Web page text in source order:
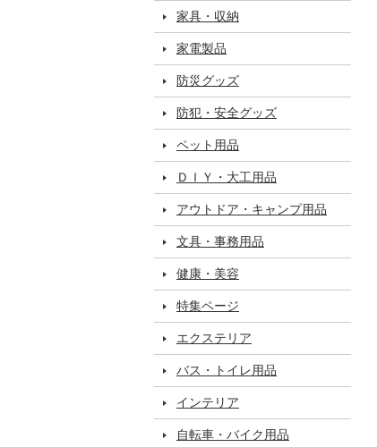
家具・収納
家電製品
防災グッズ
防犯・安全グッズ
ペット用品
ＤＩＹ・大工用品
アウトドア・キャンプ用品
文具・事務用品
健康・美容
特集ページ
エクステリア
バス・トイレ用品
インテリア
自転車・バイク用品